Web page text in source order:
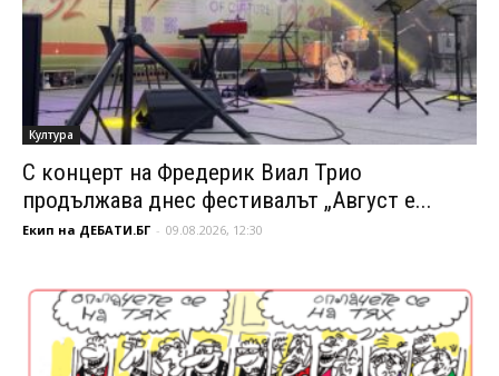
Култура
С концерт на Фредерик Виал Трио
продължава днес фестивалът „Август е...
Екип на ДЕБАТИ.БГ - 09.08.2026, 12:30